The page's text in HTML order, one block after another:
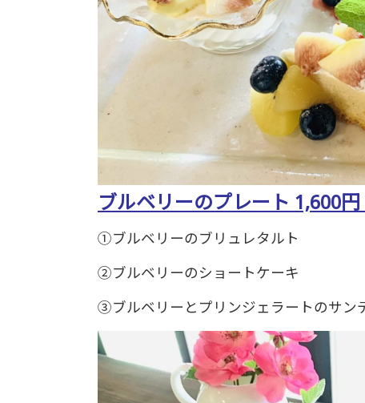
ブルベリーのプレート 1,600円
①ブルベリーのブリュレタルト
②ブルベリーのショートケーキ
③ブルベリーとプリンジェラートのサン